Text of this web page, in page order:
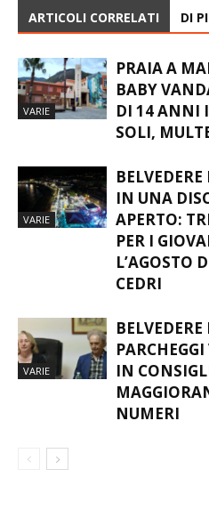
ARTICOLI CORRELATI DI
VARIE
PRAIA A
BABY
DI 14 ANNI
SOLI,
VARIE
IN UNA
APERTO:
PER I
L’AGOSTO
CEDRI
VARIE
IN
NUMERI